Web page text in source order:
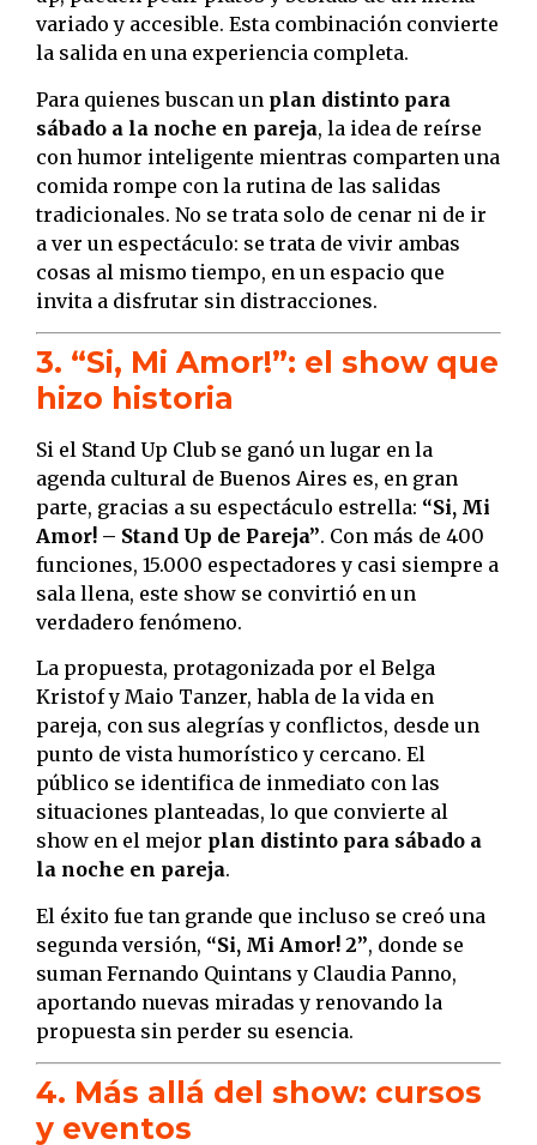
variado y accesible. Esta combinación convierte
la salida en una experiencia completa.
Para quienes buscan un plan distinto para
sábado a la noche en pareja, la idea de reírse
con humor inteligente mientras comparten una
comida rompe con la rutina de las salidas
tradicionales. No se trata solo de cenar ni de ir
a ver un espectáculo: se trata de vivir ambas
cosas al mismo tiempo, en un espacio que
invita a disfrutar sin distracciones.
3. “Si, Mi Amor!”: el show que
hizo historia
Si el Stand Up Club se ganó un lugar en la
agenda cultural de Buenos Aires es, en gran
parte, gracias a su espectáculo estrella: “Si, Mi
Amor! – Stand Up de Pareja”. Con más de 400
funciones, 15.000 espectadores y casi siempre a
sala llena, este show se convirtió en un
verdadero fenómeno.
La propuesta, protagonizada por el Belga
Kristof y Maio Tanzer, habla de la vida en
pareja, con sus alegrías y conflictos, desde un
punto de vista humorístico y cercano. El
público se identifica de inmediato con las
situaciones planteadas, lo que convierte al
show en el mejor plan distinto para sábado a
la noche en pareja.
El éxito fue tan grande que incluso se creó una
segunda versión, “Si, Mi Amor! 2”, donde se
suman Fernando Quintans y Claudia Panno,
aportando nuevas miradas y renovando la
propuesta sin perder su esencia.
4. Más allá del show: cursos
y eventos